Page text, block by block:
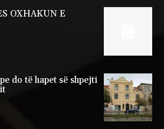
OXHAKUN E
do të hapet së shpejti